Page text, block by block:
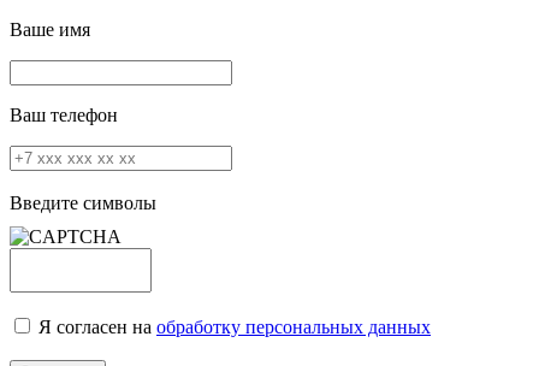
Ваше имя
Ваш телефон
Введите символы
Я согласен на обработку персональных данных